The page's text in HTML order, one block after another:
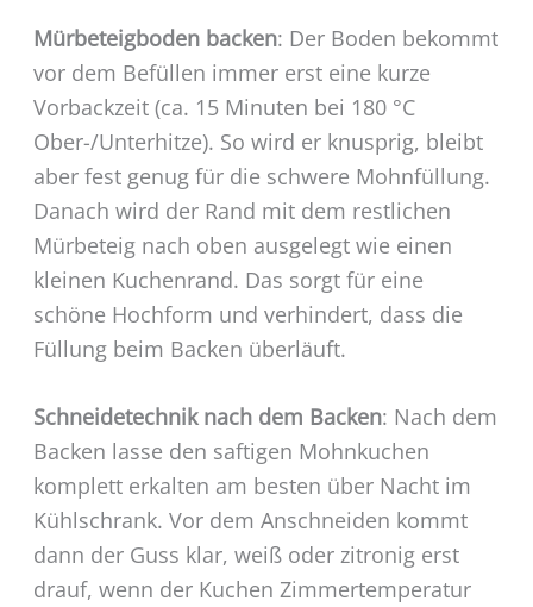
Mürbeteigboden backen: Der Boden bekommt
vor dem Befüllen immer erst eine kurze
Vorbackzeit (ca. 15 Minuten bei 180 °C
Ober-/Unterhitze). So wird er knusprig, bleibt
aber fest genug für die schwere Mohnfüllung.
Danach wird der Rand mit dem restlichen
Mürbeteig nach oben ausgelegt wie einen
kleinen Kuchenrand. Das sorgt für eine
schöne Hochform und verhindert, dass die
Füllung beim Backen überläuft.
Schneidetechnik nach dem Backen: Nach dem
Backen lasse den saftigen Mohnkuchen
komplett erkalten am besten über Nacht im
Kühlschrank. Vor dem Anschneiden kommt
dann der Guss klar, weiß oder zitronig erst
drauf, wenn der Kuchen Zimmertemperatur